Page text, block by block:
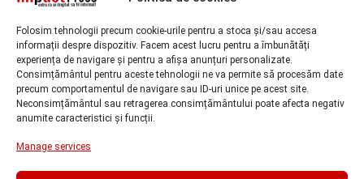
Folosim tehnologii precum cookie-urile pentru a stoca și/sau accesa
informații despre dispozitiv. Facem acest lucru pentru a îmbunătăți
experiența de navigare și pentru a afișa anunțuri personalizate.
Consimțământul pentru aceste tehnologii ne va permite să procesăm date
precum comportamentul de navigare sau ID-uri unice pe acest site.
Neconsimțământul sau retragerea consimțământului poate afecta negativ
anumite caracteristici și funcții.
Manage services
Rodion Camatoritul on Inca un martor din dosarul fraudei cu
“Toti martorii hartuiti au facut plangere penala pentru
represiune nedreapta si cercetare abuziva”, anunta avocatul
Florin Kovacs
Rodion CamatoritulonInca un martor din dosarul fraudei cu
fonduri europene de la Tomnatic, retinut pentru 24 de ore!
represiune nedreapta si cercetare abuziva”, anunta avocatul
Florin Kovacs